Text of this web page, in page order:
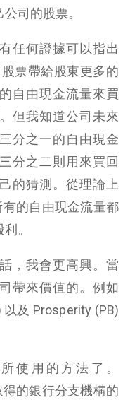
司的股票。
任何證據可以指出
票帶給股東更多的
自由現金流量來買
但我知道公司未來
分之一的自由現金
分之二則用來買回
的猜測。從理論上
的自由現金流量都
。
，我會更高興。當
帶來價值的。例如
及 Prosperity (PB)
使用的方法了。
的銀行分支機構的